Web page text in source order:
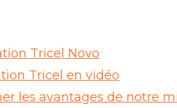
Tricel Novo
Tricel en vidéo
les avantages de notre